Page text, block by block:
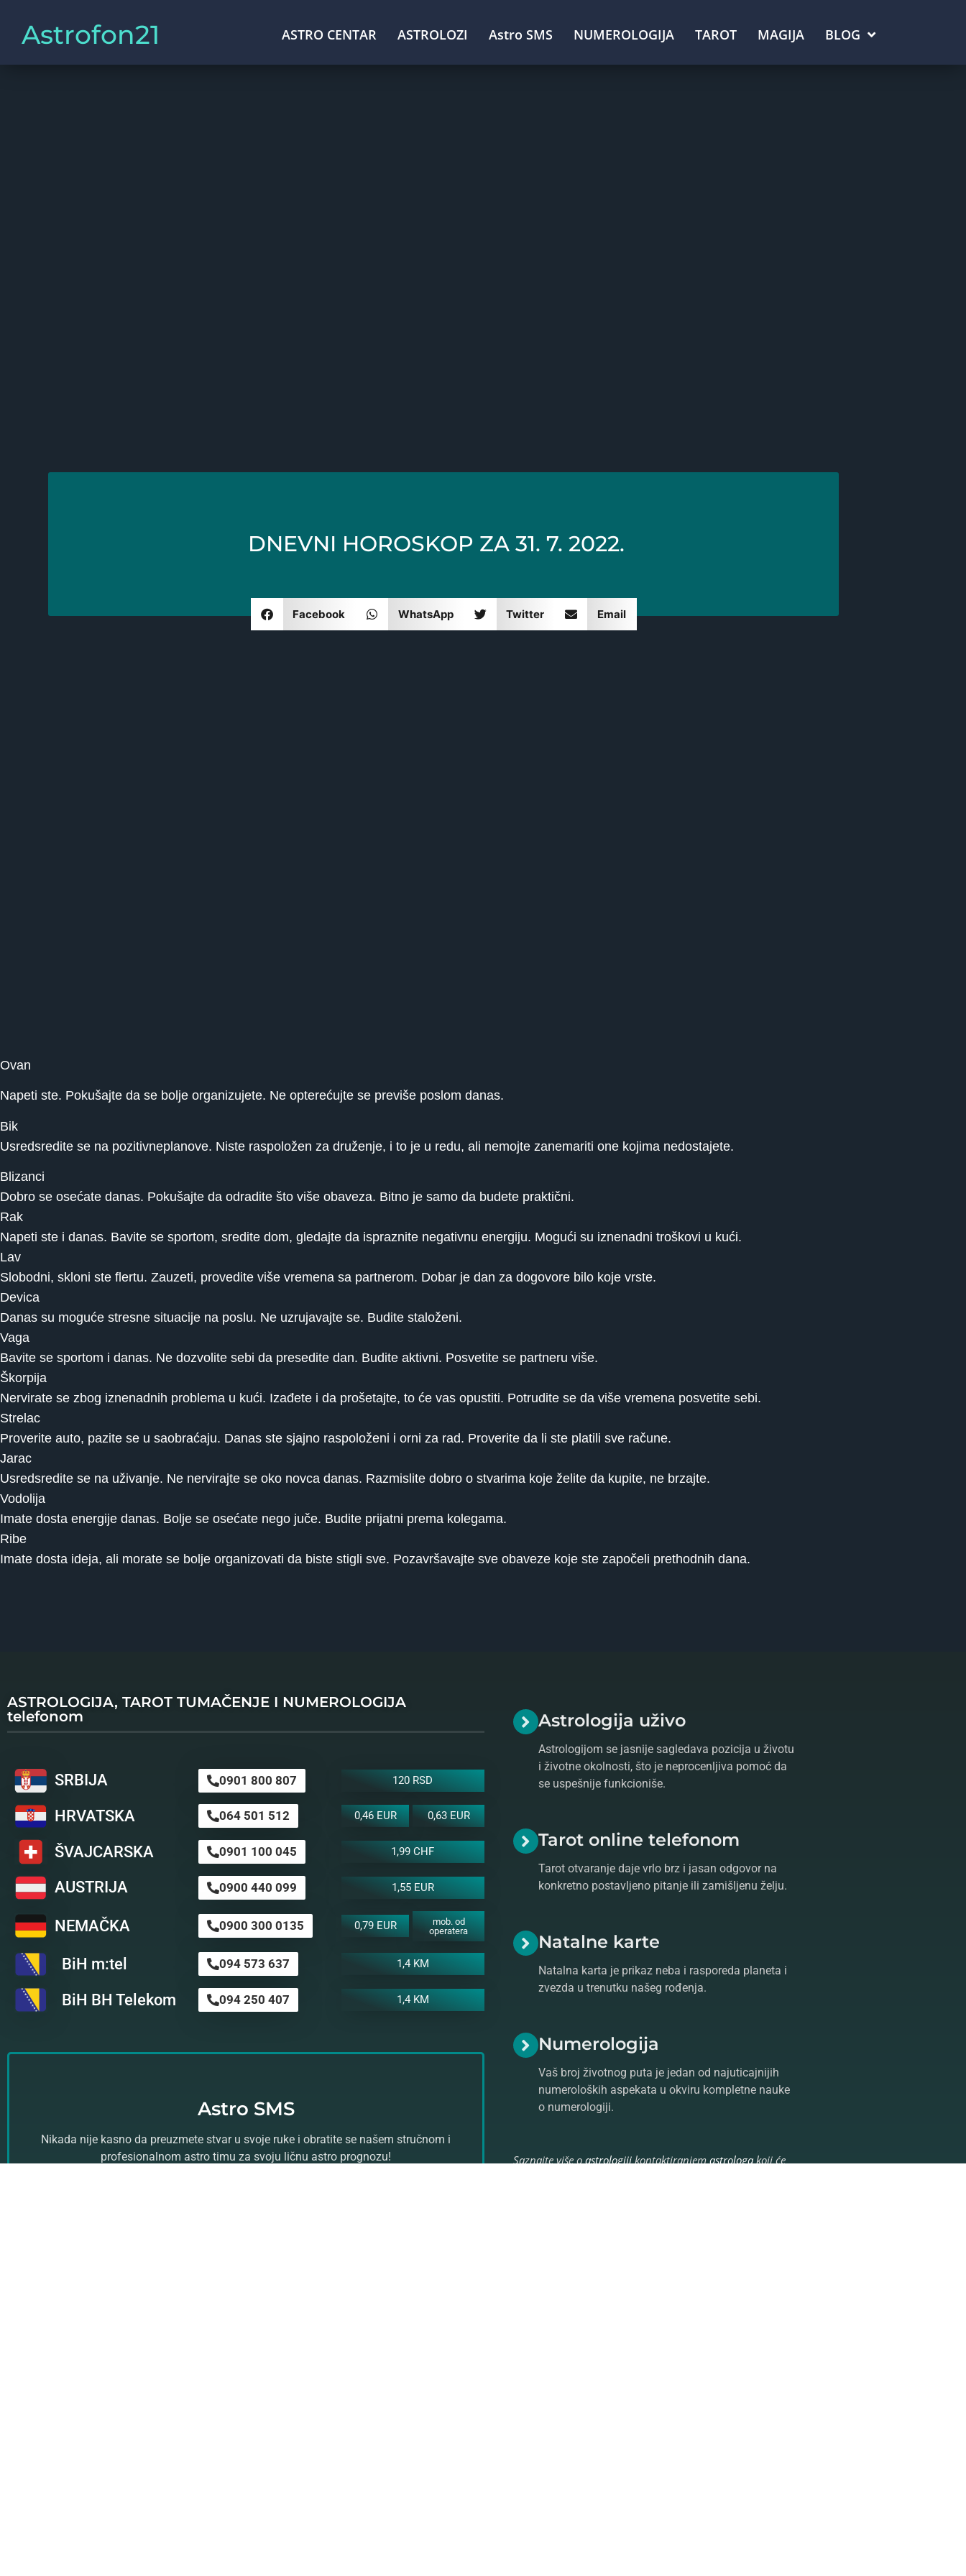
Astrofon21 ASTRO CENTAR ASTROLOZI Astro SMS NUMEROLOGIJA TAROT MAGIJA BLOG
DNEVNI HOROSKOP ZA 31. 7. 2022.
Facebook WhatsApp Twitter Email
Ovan
Napeti ste. Pokušajte da se bolje organizujete. Ne opterećujte se previše poslom danas.
Bik
Usredsredite se na pozitivneplanove. Niste raspoložen za druženje, i to je u redu, ali nemojte zanemariti one kojima nedostajete.
Blizanci
Dobro se osećate danas. Pokušajte da odradite što više obaveza. Bitno je samo da budete praktični.
Rak
Napeti ste i danas. Bavite se sportom, sredite dom, gledajte da ispraznite negativnu energiju. Mogući su iznenadni troškovi u kući.
Lav
Slobodni, skloni ste flertu. Zauzeti, provedite više vremena sa partnerom. Dobar je dan za dogovore bilo koje vrste.
Devica
Danas su moguće stresne situacije na poslu. Ne uzrujavajte se. Budite staloženi.
Vaga
Bavite se sportom i danas. Ne dozvolite sebi da presedite dan. Budite aktivni. Posvetite se partneru više.
Škorpija
Nervirate se zbog iznenadnih problema u kući. Izađete i da prošetajte, to će vas opustiti. Potrudite se da više vremena posvetite sebi.
Strelac
Proverite auto, pazite se u saobraćaju. Danas ste sjajno raspoloženi i orni za rad. Proverite da li ste platili sve račune.
Jarac
Usredsredite se na uživanje. Ne nervirajte se oko novca danas. Razmislite dobro o stvarima koje želite da kupite, ne brzajte.
Vodolija
Imate dosta energije danas. Bolje se osećate nego juče. Budite prijatni prema kolegama.
Ribe
Imate dosta ideja, ali morate se bolje organizovati da biste stigli sve. Pozavršavajte sve obaveze koje ste započeli prethodnih dana.
ASTROLOGIJA, TAROT TUMAČENJE I NUMEROLOGIJA
telefonom
SRBIJA 0901 800 807 120 RSD
HRVATSKA 064 501 512 0,46 EUR 0,63 EUR
ŠVAJCARSKA 0901 100 045 1,99 CHF
AUSTRIJA 0900 440 099 1,55 EUR
NEMAČKA 0900 300 0135 0,79 EUR
mob. od
operatera
BiH m:tel 094 573 637 1,4 KM
BiH BH Telekom 094 250 407 1,4 KM
Astro SMS
Nikada nije kasno da preuzmete stvar u svoje ruke i obratite se našem stručnom i
profesionalnom astro timu za svoju ličnu astro prognozu!
Astrologija uživo
Astrologijom se jasnije sagledava pozicija u životu
i životne okolnosti, što je neprocenljiva pomoć da
se uspešnije funkcioniše.
Tarot online telefonom
Tarot otvaranje daje vrlo brz i jasan odgovor na
konkretno postavljeno pitanje ili zamišljenu želju.
Natalne karte
Natalna karta je prikaz neba i rasporeda planeta i
zvezda u trenutku našeg rođenja.
Numerologija
Vaš broj životnog puta je jedan od najuticajnijih
numeroloških aspekata u okviru kompletne nauke
o numerologiji.
Saznajte više o astrologiji kontaktiranjem astrologa koji će